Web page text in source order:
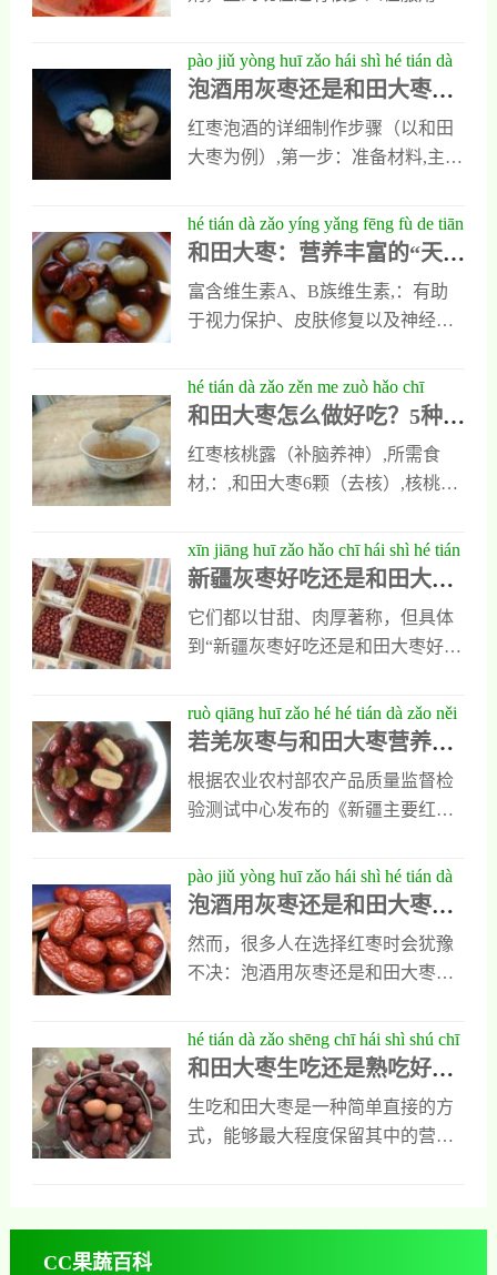
1、将羊骨头洗净，砸碎
维生素C的含量在果品中名列前
要食疗药效 1.大枣富含的环磷酸腺
苷，是人体能量代谢的必需物质，
能增强肌力、消除疲劳、扩张血
管、增加心肌收缩力、改善心肌营
神、健脾和胃等功效，是脾胃虚
弱、气血不足
缓解失眠，却不知道甘麦大枣汤还
有很多神奇的功效，今天小编就对
了解它的神奇功效有哪些。甘麦大
枣汤的神奇功效1、解毒解毒是甘麦
不论是出现了铅中毒还是砒霜中
毒，都可以服用甘麦大枣汤，能让
身体内的毒素快速分解排出，可以
让人们的中毒症状很快缓解或消
麦大枣汤来解毒，其解毒功效十分
出色。2、预防缓解关节疼
pào jiǔ yòng huī zǎo hái shì hé tián dà
zǎo hǎo yī wén jiǎng tòu hóng zǎo pào
jiǔ xuǎn cái yǔ zuò fǎ
泡酒用灰枣还是和田大枣
好？一文讲透红枣泡酒选材
与做法
红枣泡酒的详细制作步骤（以和田
大枣为例）,第一步：准备材料,主
白酒（50~60度）2000ml,可选添
加,：枸杞50g、桂圆肉30g、冰糖
步：食材预处理,挑选红枣,：选用无
虫蛀、无霉变的优质和田大枣。
hé tián dà zǎo yíng yǎng fēng fù de tiān
rán wéi tā mìng kù nǐ zhī dào tā yǒu
duō jiàn kāng ma
和田大枣：营养丰富的“天然
维他命库”，你知道它有多健
康吗？
富含维生素A、B族维生素,：有助
于视力保护、皮肤修复以及神经系
康,每100克干枣含膳食纤维约35
克，有助于调节肠道菌群平衡，改
结构单一人群食用。
hé tián dà zǎo zěn me zuò hǎo chī
zhǒng jiā cháng zuò fǎ guān jiàn jì qiǎo
quán jiě xī
和田大枣怎么做好吃？5种家
常做法+关键技巧全解析
红枣核桃露（补脑养神）,所需食
材,：,和田大枣6颗（去核）,核桃仁
10g（可选）,做法步骤,：,红枣蒸熟
后打成泥；,核桃仁用开水焯一下去
水一起放入搅拌机打匀；
xīn jiāng huī zǎo hǎo chī hái shì hé tián
dà zǎo hǎo chī yíng yǎng yǔ kǒu gǎn
de quán miàn duì bǐ jiě xī
新疆灰枣好吃还是和田大枣
好吃？营养与口感的全面对
比解析
它们都以甘甜、肉厚著称，但具体
到“新疆灰枣好吃还是和田大枣好
营养价值、口感风味等多个维度进
行科学而细致的分析。这里的沙质
环境，赋予了和田大枣独特的香气
和更高的营养价值。
ruò qiāng huī zǎo hé hé tián dà zǎo něi
gè yíng yǎng hǎo kē xué duì bǐ jiē xiǎo
zhēn xiàng
若羌灰枣与和田大枣营养对
比：数据揭示谁才是真正的
“枣中王者”
根据农业农村部农产品质量监督检
验测试中心发布的《新疆主要红枣
年）中的检测数据，我们对两类红
枣的关键营养素进行横向比较：,营
田大枣,总糖含量,783g,721g,膳食纤
维,69g,58g,维生素C,426mg,352mg,
（cAMP）,285μg,210μg,多酚类物质
总量,186mgGAE,152mgGAE,数据显
示，若羌灰枣在多项关键营养指标
上优于和田大枣。
pào jiǔ yòng huī zǎo hái shì hé tián dà
zǎo hǎo xiáng jiě zhì zuò bù zhòu yǔ
guān jiàn jué qiào
泡酒用灰枣还是和田大枣
好？详解制作步骤与关键诀
窍
然而，很多人在选择红枣时会犹豫
不决：泡酒用灰枣还是和田大枣
小、甜度高而闻名，而灰枣则以香
味浓郁见长。,和田大枣因其独特的
质，尤其适合用来泡酒。
hé tián dà zǎo shēng chī hái shì shú chī
hǎo yíng yǎng jiàn kāng quán jiě xī
和田大枣生吃还是熟吃好？
营养健康全解析
生吃和田大枣是一种简单直接的方
式，能够最大程度保留其中的营养
CC果蔬百科